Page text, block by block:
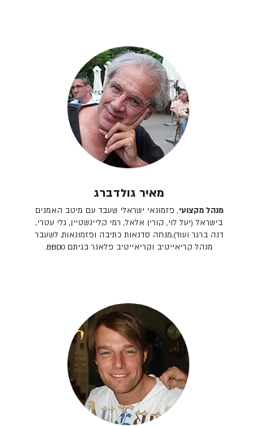
מאיר גולדברג
מנהל מקצועי, פזמונאי ישראלי שעבד עם מיטב האמנים
בישראל (יעל לוי, קורין אלאל, רמי קליינשטיין, גלי עטרי,
דנה ברגר ועוד).מנחה סדנאות כתיבה ופזמונאות. לשעבר
מנהל קריאייטיב וקריאייטיב פלאנר בגיתם BBDO.